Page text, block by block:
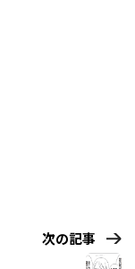
次の記事